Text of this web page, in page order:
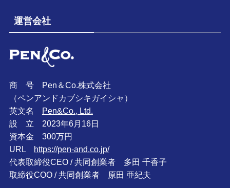
運営会社
商 号 Pen＆Co.株式会社
（ペンアンドカブシキガイシャ）
英文名 Pen&Co., Ltd.
設 立 2023年6月16日
資本金 300万円
URL https://pen-and.co.jp/
代表取締役CEO / 共同創業者 多田 千香子
取締役COO / 共同創業者 原田 亜紀夫